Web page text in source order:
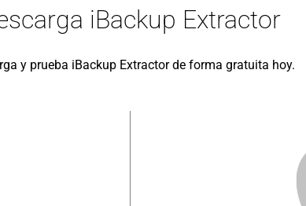
iBackup Extractor
y prueba iBackup Extractor de forma gratuita hoy.